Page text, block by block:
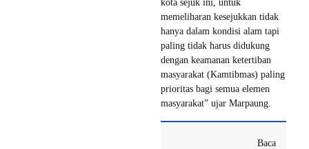
kota sejuk ini, untuk
memeliharan kesejukkan tidak
hanya dalam kondisi alam tapi
paling tidak harus didukung
dengan keamanan ketertiban
masyarakat (Kamtibmas) paling
prioritas bagi semua elemen
masyarakat” ujar Marpaung.
Baca